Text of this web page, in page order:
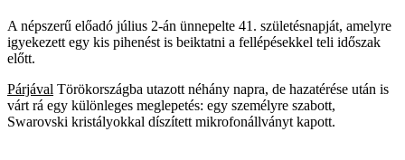
A népszerű előadó július 2-án ünnepelte 41. születésnapját, amelyre
igyekezett egy kis pihenést is beiktatni a fellépésekkel teli időszak
előtt.
Párjával Törökországba utazott néhány napra, de hazatérése után is
várt rá egy különleges meglepetés: egy személyre szabott,
Swarovski kristályokkal díszített mikrofonállványt kapott.